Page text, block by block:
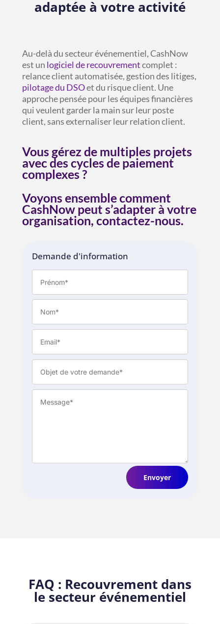
adaptée à votre activité
Au-delà du secteur événementiel, CashNow
est un logiciel de recouvrementcomplet :
relance client automatisée, gestion des litiges,
pilotage du DSOet du risque client. Une
approche pensée pour les équipes financières
qui veulent garder la main sur leur poste
client, sans externaliser leur relation client.
Vous gérez de multiples projets
avec des cycles de paiement
complexes ?
Voyons ensemble comment
CashNow peut s’adapter à votre
organisation, contactez-nous.
Demande d'information
Envoyer
FAQ : Recouvrement dans
le secteur événementiel